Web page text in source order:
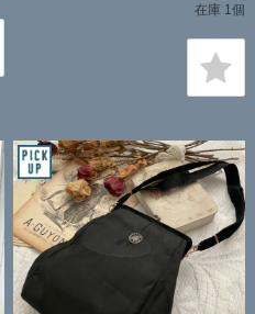
在庫 1個